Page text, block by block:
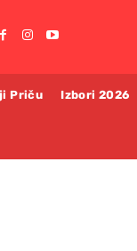
Priču Izbori 2026